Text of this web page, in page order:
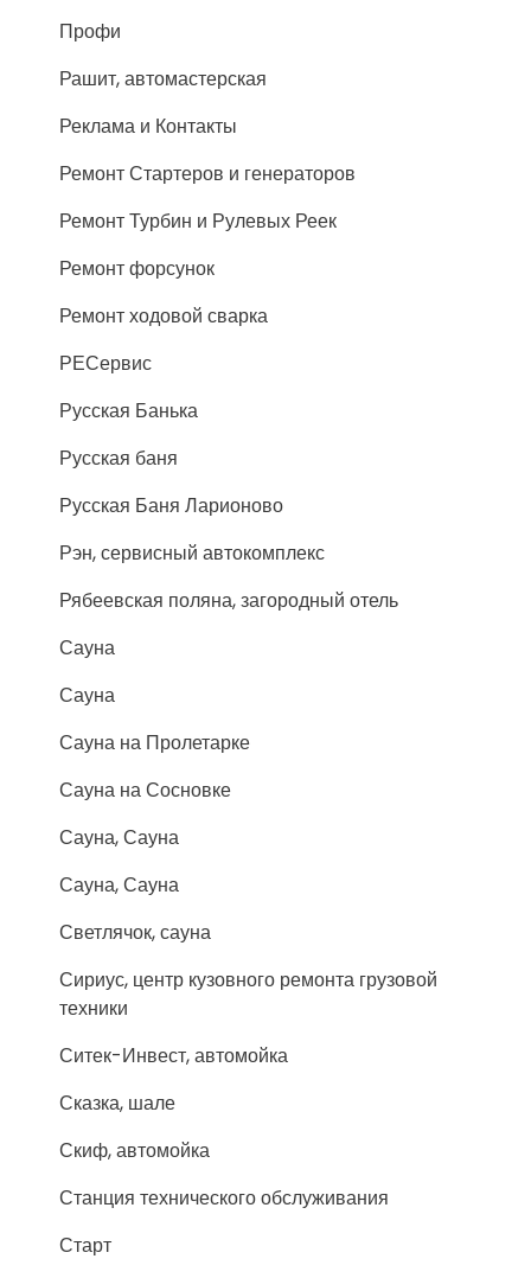
Профи
Рашит, автомастерская
Реклама и Контакты
Ремонт Стартеров и генераторов
Ремонт Турбин и Рулевых Реек
Ремонт форсунок
Ремонт ходовой сварка
РЕСервис
Русская Банька
Русская баня
Русская Баня Ларионово
Рэн, сервисный автокомплекс
Рябеевская поляна, загородный отель
Сауна
Сауна
Сауна на Пролетарке
Сауна на Сосновке
Сауна, Сауна
Сауна, Сауна
Светлячок, сауна
Сириус, центр кузовного ремонта грузовой
техники
Ситек-Инвест, автомойка
Сказка, шале
Скиф, автомойка
Станция технического обслуживания
Старт